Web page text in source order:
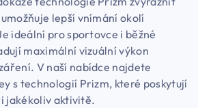
lepší vnímání okolí
ideální pro sportovce i běžné
maximální vizuální výkon
V naší nabídce najdete
s technologií Prizm, které poskytují
jakékoliv aktivitě.